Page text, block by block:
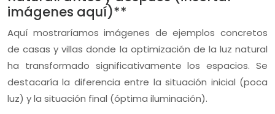
imágenes aquí)**
Aquí mostraríamos imágenes de ejemplos concretos
de casas y villas donde la optimización de la luz natural
ha transformado significativamente los espacios. Se
destacaría la diferencia entre la situación inicial (poca
luz) y la situación final (óptima iluminación).